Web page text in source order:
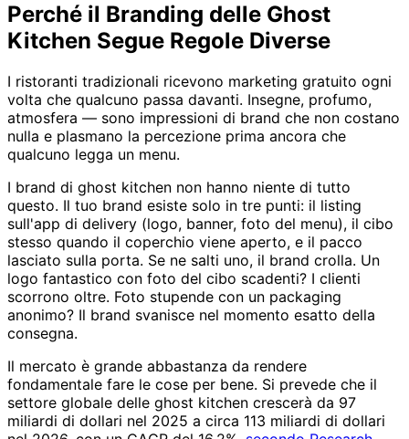
Perché il Branding delle Ghost
Kitchen Segue Regole Diverse
I ristoranti tradizionali ricevono marketing gratuito ogni
volta che qualcuno passa davanti. Insegne, profumo,
atmosfera — sono impressioni di brand che non costano
nulla e plasmano la percezione prima ancora che
qualcuno legga un menu.
I brand di ghost kitchen non hanno niente di tutto
questo. Il tuo brand esiste solo in tre punti: il listing
sull'app di delivery (logo, banner, foto del menu), il cibo
stesso quando il coperchio viene aperto, e il pacco
lasciato sulla porta. Se ne salti uno, il brand crolla. Un
logo fantastico con foto del cibo scadenti? I clienti
scorrono oltre. Foto stupende con un packaging
anonimo? Il brand svanisce nel momento esatto della
consegna.
Il mercato è grande abbastanza da rendere
fondamentale fare le cose per bene. Si prevede che il
settore globale delle ghost kitchen crescerà da 97
miliardi di dollari nel 2025 a circa 113 miliardi di dollari